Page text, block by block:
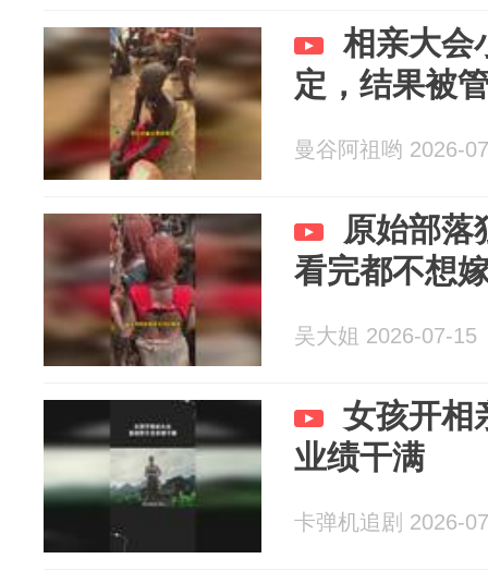
相亲大会
定，结果被
曼谷阿祖哟 2026-
原始部落
看完都不想
吴大姐 2026-07-15
女孩开相
业绩干满
卡弹机追剧 2026-